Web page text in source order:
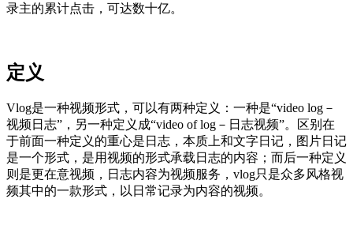
录主的累计点击，可达数十亿。
定义
Vlog是一种视频形式，可以有两种定义：一种是“video log－
视频日志”，另一种定义成“video of log－日志视频”。区别在
于前面一种定义的重心是日志，本质上和文字日记，图片日记
是一个形式，是用视频的形式承载日志的内容；而后一种定义
则是更在意视频，日志内容为视频服务，vlog只是众多风格视
频其中的一款形式，以日常记录为内容的视频。